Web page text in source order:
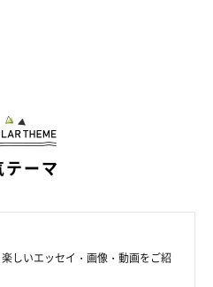
テーマ
しいエッセイ・画像・動画をご紹